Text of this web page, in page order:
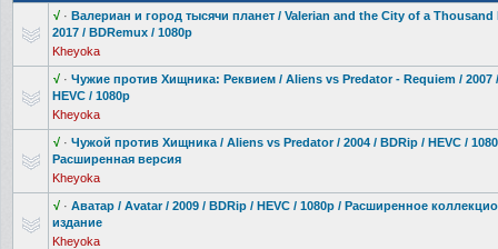
√ · Валериан и город тысячи планет / Valerian and the City of a Thousand
2017 / BDRemux / 1080p
Kheyoka
√ · Чужие против Хищника: Реквием / Aliens vs Predator - Requiem / 2007
HEVC / 1080p
Kheyoka
√ · Чужой против Хищника / Aliens vs Predator / 2004 / BDRip / HEVC /
Расширенная версия
Kheyoka
√ · Аватар / Avatar / 2009 / BDRip / HEVC / 1080p / Расширенное
издание
Kheyoka